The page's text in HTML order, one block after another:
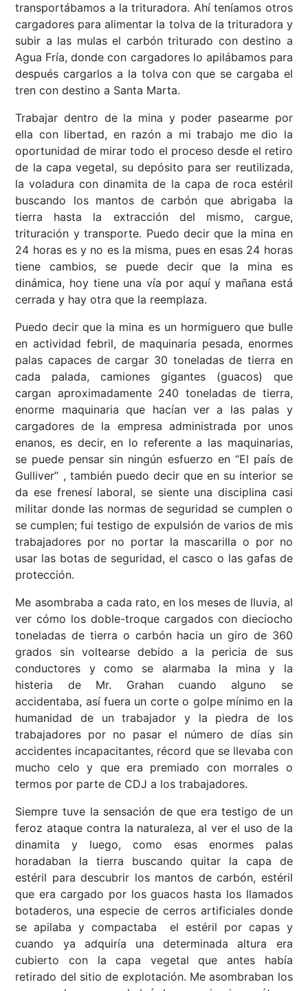
transportábamos a la trituradora. Ahí teníamos otros
cargadores para alimentar la tolva de la trituradora y
subir a las mulas el carbón triturado con destino a
Agua Fría, donde con cargadores lo apilábamos para
después cargarlos a la tolva con que se cargaba el
tren con destino a Santa Marta.
Trabajar dentro de la mina y poder pasearme por
ella con libertad, en razón a mi trabajo me dio la
oportunidad de mirar todo el proceso desde el retiro
de la capa vegetal, su depósito para ser reutilizada,
la voladura con dinamita de la capa de roca estéril
buscando los mantos de carbón que abrigaba la
tierra hasta la extracción del mismo, cargue,
trituración y transporte. Puedo decir que la mina en
24 horas es y no es la misma, pues en esas 24 horas
tiene cambios, se puede decir que la mina es
dinámica, hoy tiene una vía por aquí y mañana está
cerrada y hay otra que la reemplaza.
Puedo decir que la mina es un hormiguero que bulle
en actividad febril, de maquinaria pesada, enormes
palas capaces de cargar 30 toneladas de tierra en
cada palada, camiones gigantes (guacos) que
cargan aproximadamente 240 toneladas de tierra,
enorme maquinaria que hacían ver a las palas y
cargadores de la empresa administrada por unos
enanos, es decir, en lo referente a las maquinarias,
se puede pensar sin ningún esfuerzo en “El país de
Gulliver” , también puedo decir que en su interior se
da ese frenesí laboral, se siente una disciplina casi
militar donde las normas de seguridad se cumplen o
se cumplen; fui testigo de expulsión de varios de mis
trabajadores por no portar la mascarilla o por no
usar las botas de seguridad, el casco o las gafas de
protección.
Me asombraba a cada rato, en los meses de lluvia, al
ver cómo los doble-troque cargados con dieciocho
toneladas de tierra o carbón hacia un giro de 360
grados sin voltearse debido a la pericia de sus
conductores y como se alarmaba la mina y la
histeria de Mr. Grahan cuando alguno se
accidentaba, así fuera un corte o golpe mínimo en la
humanidad de un trabajador y la piedra de los
trabajadores por no pasar el número de días sin
accidentes incapacitantes, récord que se llevaba con
mucho celo y que era premiado con morrales o
termos por parte de CDJ a los trabajadores.
Siempre tuve la sensación de que era testigo de un
feroz ataque contra la naturaleza, al ver el uso de la
dinamita y luego, como esas enormes palas
horadaban la tierra buscando quitar la capa de
estéril para descubrir los mantos de carbón, estéril
que era cargado por los guacos hasta los llamados
botaderos, una especie de cerros artificiales donde
se apilaba y compactaba el estéril por capas y
cuando ya adquiría una determinada altura era
cubierto con la capa vegetal que antes había
retirado del sitio de explotación. Me asombraban los